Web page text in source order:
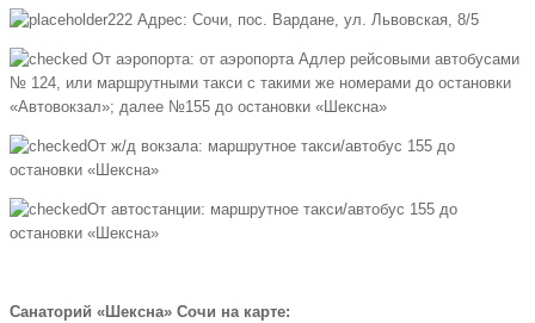
Адрес: Сочи, пос. Вардане, ул. Львовская, 8/5
От аэропорта: от аэропорта Адлер рейсовыми автобусами
№ 124, или маршрутными такси с такими же номерами до остановки
«Автовокзал»; далее №155 до остановки «Шексна»
От ж/д вокзала: маршрутное такси/автобус 155 до
остановки «Шексна»
От автостанции: маршрутное такси/автобус 155 до
остановки «Шексна»
Санаторий «Шексна» Сочи на карте: